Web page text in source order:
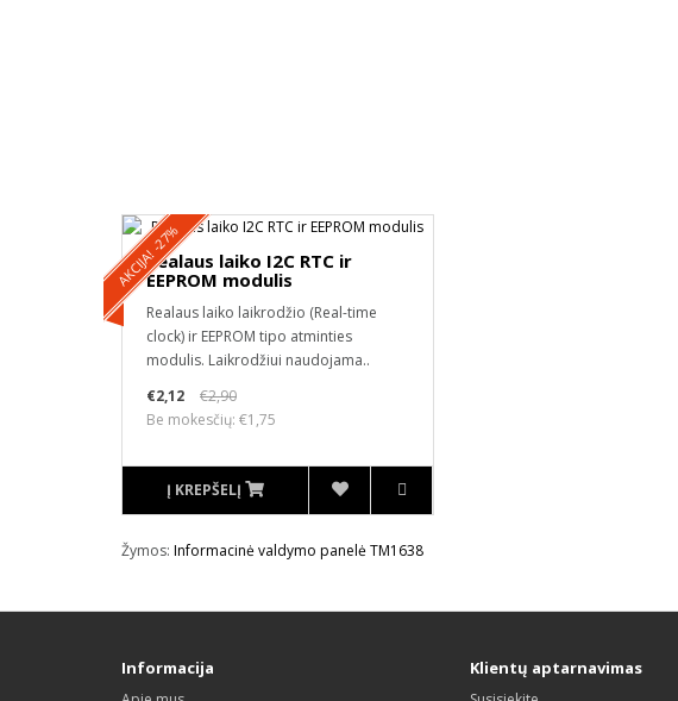
AKCIJA! -27%Realaus laiko I2C RTC ir
EEPROM modulis
Realaus laiko laikrodžio (Real-time
clock) ir EEPROM tipo atminties
modulis. Laikrodžiui naudojama..
€2,12
€2,90
Be mokesčių: €1,75
Į KREPŠELĮ
Žymos: Informacinė valdymo panelė TM1638
Informacija Klientų aptarnavimas